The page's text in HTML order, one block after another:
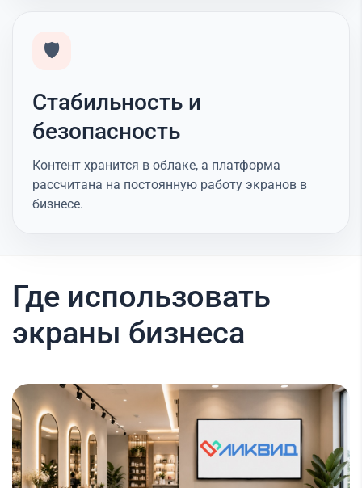
🛡️
Стабильность и
безопасность
Контент хранится в облаке, а платформа
рассчитана на постоянную работу экранов в
бизнесе.
Где использовать
экраны бизнеса